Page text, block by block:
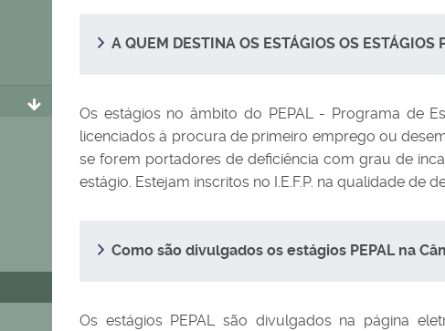
A QUEM DESTINA OS ESTÁGIOS OS ESTÁGIOS
Os estágios no âmbito do PEPAL - Programa de
licenciados à procura de primeiro emprego ou
se forem portadores de deficiência com grau de
estágio. Estejam inscritos no I.E.F.P. na qualidade de
Como são divulgados os estágios PEPAL na
Os estágios PEPAL são divulgados na página